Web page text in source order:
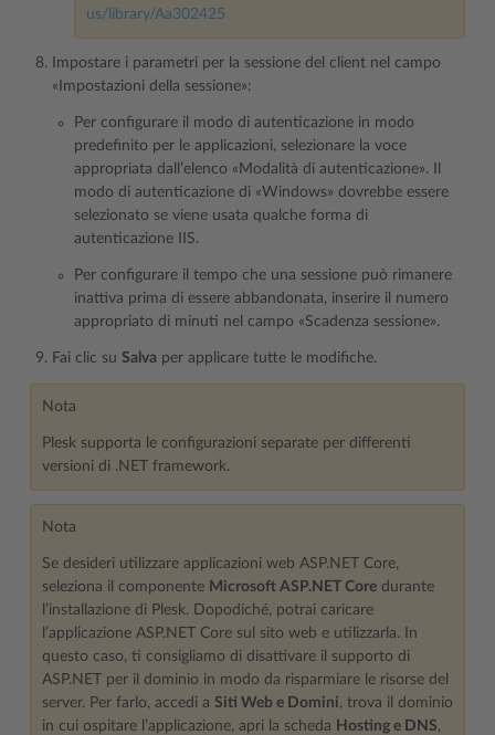
us/library/Aa302425
Impostare i parametri per la sessione del client nel campo
«Impostazioni della sessione»:
Per configurare il modo di autenticazione in modo
predefinito per le applicazioni, selezionare la voce
appropriata dall’elenco «Modalità di autenticazione». Il
modo di autenticazione di «Windows» dovrebbe essere
selezionato se viene usata qualche forma di
autenticazione IIS.
Per configurare il tempo che una sessione può rimanere
inattiva prima di essere abbandonata, inserire il numero
appropriato di minuti nel campo «Scadenza sessione».
Fai clic su Salva per applicare tutte le modifiche.
Nota
Plesk supporta le configurazioni separate per differenti
versioni di .NET framework.
Nota
Se desideri utilizzare applicazioni web ASP.NET Core,
seleziona il componente Microsoft ASP.NET Core durante
l’installazione di Plesk. Dopodiché, potrai caricare
l’applicazione ASP.NET Core sul sito web e utilizzarla. In
questo caso, ti consigliamo di disattivare il supporto di
ASP.NET per il dominio in modo da risparmiare le risorse del
server. Per farlo, accedi a Siti Web e Domini, trova il dominio
in cui ospitare l’applicazione, apri la scheda Hosting e DNS,